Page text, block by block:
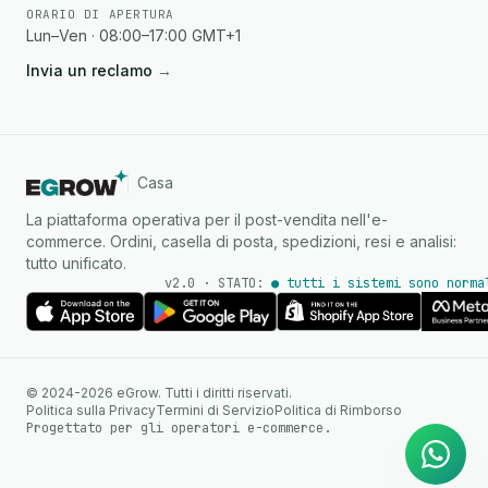
ORARIO DI APERTURA
Lun–Ven · 08:00–17:00 GMT+1
Invia un reclamo →
Casa
La piattaforma operativa per il post-vendita nell'e-
commerce. Ordini, casella di posta, spedizioni, resi e analisi:
tutto unificato.
v2.0 · STATO: ● tutti i sistemi sono
© 2024-2026 eGrow. Tutti i diritti riservati.
Politica sulla PrivacyTermini di ServizioPolitica di Rimborso
Progettato per gli operatori e-commerce.
WhatsApp